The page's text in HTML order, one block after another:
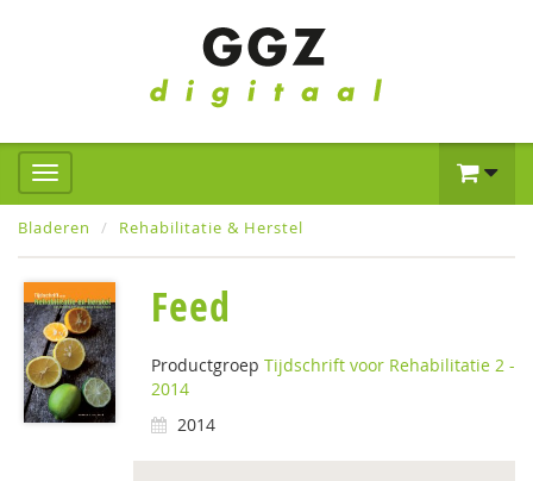
Bladeren Rehabilitatie & Herstel
Feed
Productgroep Tijdschrift voor Rehabilitatie 2 -
2014
2014